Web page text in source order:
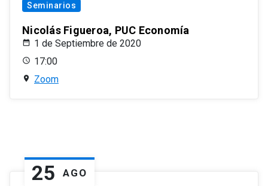
Seminarios
Nicolás Figueroa, PUC Economía
1 de Septiembre de 2020
17:00
Zoom
25 AGO